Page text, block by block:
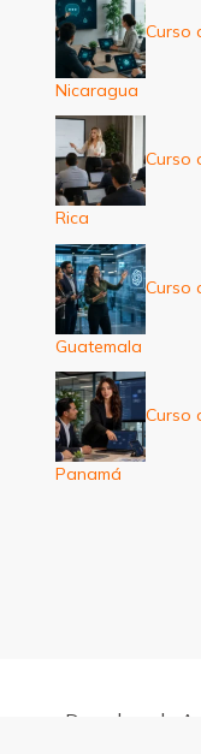
Curso
Nicaragua
Curso
Rica
Curso
Guatemala
Curso
Panamá
Derechos de